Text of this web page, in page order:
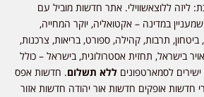
ליזה ללוצאשווילי. אתר חדשות מוביל עם
במדינה – אקטואליה, יוקר המחייה,
תרבות, קהילה, ספורט, בריאות, צרכנות,
בישראל, תחזית אסטרולוגית, בישראל – כולל
לסמארטפונים ללא תשלום. חדשות אפס
חדשות אופקים חדשות אור יהודה חדשות אזור